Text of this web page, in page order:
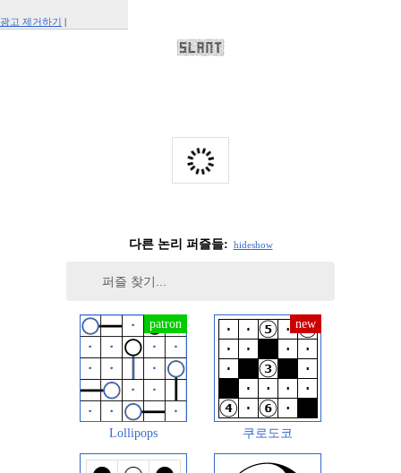
광고 제거하기 |
다른 논리 퍼즐들: hideshow
Lollipops 쿠로도코